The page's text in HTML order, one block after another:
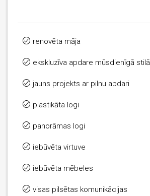
renovēta māja
ekskluzīva apdare mūsdienīgā stilā
jauns projekts ar pilnu apdari
plastikāta logi
panorāmas logi
iebūvēta virtuve
iebūvēta mēbeles
visas pilsētas komunikācijas